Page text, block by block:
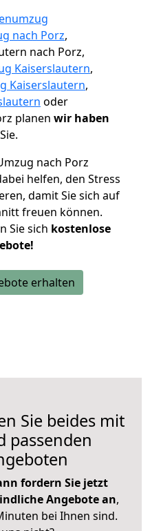
nach Porz,
nach Porz,
Kaiserslautern,
Kaiserslautern,
oder
planen wir haben
nach Porz
helfen, den Stress
damit Sie sich auf
freuen können.
Sie sich kostenlose
erhalten
Sie beides mit
passenden
fordern Sie jetzt
Angebote an,
bei Ihnen sind.